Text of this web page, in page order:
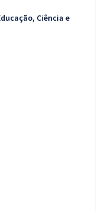
Ciência e